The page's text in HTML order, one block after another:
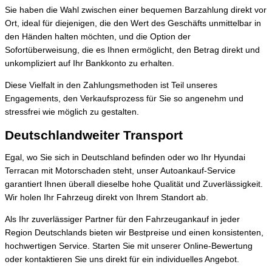
Sie haben die Wahl zwischen einer bequemen Barzahlung direkt vor
Ort, ideal für diejenigen, die den Wert des Geschäfts unmittelbar in
den Händen halten möchten, und die Option der
Sofortüberweisung, die es Ihnen ermöglicht, den Betrag direkt und
unkompliziert auf Ihr Bankkonto zu erhalten.
Diese Vielfalt in den Zahlungsmethoden ist Teil unseres
Engagements, den Verkaufsprozess für Sie so angenehm und
stressfrei wie möglich zu gestalten.
Deutschlandweiter Transport
Egal, wo Sie sich in Deutschland befinden oder wo Ihr Hyundai
Terracan mit Motorschaden steht, unser Autoankauf-Service
garantiert Ihnen überall dieselbe hohe Qualität und Zuverlässigkeit.
Wir holen Ihr Fahrzeug direkt von Ihrem Standort ab.
Als Ihr zuverlässiger Partner für den Fahrzeugankauf in jeder
Region Deutschlands bieten wir Bestpreise und einen konsistenten,
hochwertigen Service. Starten Sie mit unserer Online-Bewertung
oder kontaktieren Sie uns direkt für ein individuelles Angebot.